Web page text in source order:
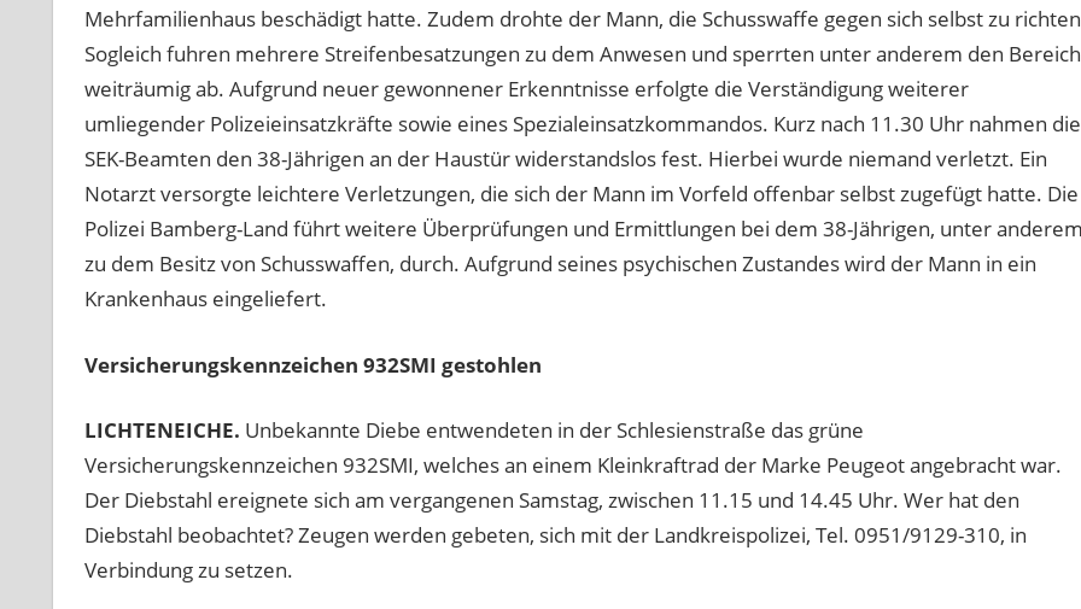
Mehrfamilienhaus beschädigt hatte. Zudem drohte der Mann, die Schusswaffe gegen sich selbst zu
Sogleich fuhren mehrere Streifenbesatzungen zu dem Anwesen und sperrten unter anderem den Bereich
weiträumig ab. Aufgrund neuer gewonnener Erkenntnisse erfolgte die Verständigung weiterer
umliegender Polizeieinsatzkräfte sowie eines Spezialeinsatzkommandos. Kurz nach 11.30 Uhr nahmen die
SEK-Beamten den 38-Jährigen an der Haustür widerstandslos fest. Hierbei wurde niemand verletzt. Ein
Notarzt versorgte leichtere Verletzungen, die sich der Mann im Vorfeld offenbar selbst zugefügt hatte. Die
Polizei Bamberg-Land führt weitere Überprüfungen und Ermittlungen bei dem 38-Jährigen, unter
zu dem Besitz von Schusswaffen, durch. Aufgrund seines psychischen Zustandes wird der Mann in ein
Krankenhaus eingeliefert.
Versicherungskennzeichen 932SMI gestohlen
LICHTENEICHE. Unbekannte Diebe entwendeten in der Schlesienstraße das grüne
Versicherungskennzeichen 932SMI, welches an einem Kleinkraftrad der Marke Peugeot angebracht war.
Der Diebstahl ereignete sich am vergangenen Samstag, zwischen 11.15 und 14.45 Uhr. Wer hat den
Diebstahl beobachtet? Zeugen werden gebeten, sich mit der Landkreispolizei, Tel. 0951/9129-310, in
Verbindung zu setzen.